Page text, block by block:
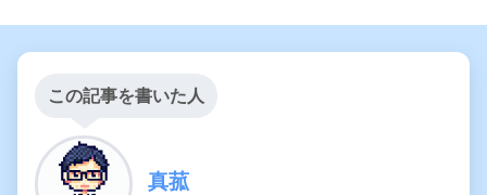
この記事を書いた人
真菰